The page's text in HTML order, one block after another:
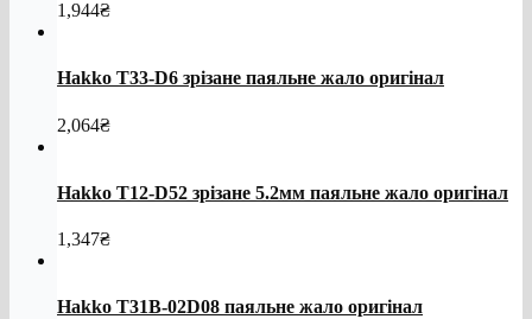
1,944₴
Hakko T33-D6 зрізане паяльне жало оригінал
2,064₴
Hakko T12-D52 зрізане 5.2мм паяльне жало оригінал
1,347₴
Hakko T31B-02D08 паяльне жало оригінал